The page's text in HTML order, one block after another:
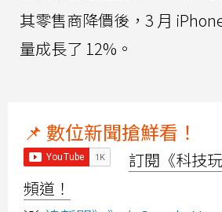
其零售商降價後，3 月
量成長了 12%。
📌 數位新聞搶鮮看！
訂閱《科技
頻道！